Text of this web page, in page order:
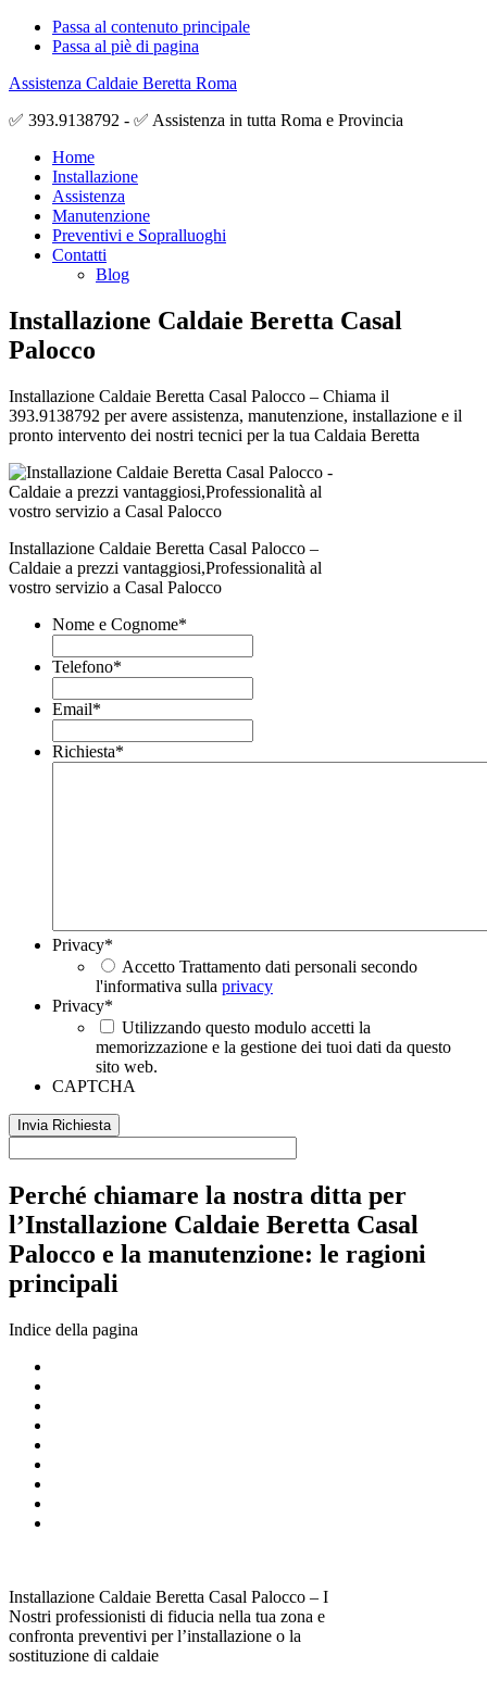
Passa al contenuto principale
Passa al piè di pagina
Assistenza Caldaie Beretta Roma
✅ 393.9138792 - ✅ Assistenza in tutta Roma e Provincia
Home
Installazione
Assistenza
Manutenzione
Preventivi e Sopralluoghi
Contatti
Blog
Installazione Caldaie Beretta Casal
Palocco
Installazione Caldaie Beretta Casal Palocco – Chiama il
393.9138792 per avere assistenza, manutenzione, installazione e il
pronto intervento dei nostri tecnici per la tua Caldaia Beretta
Installazione Caldaie Beretta Casal Palocco –
Caldaie a prezzi vantaggiosi,Professionalità al
vostro servizio a Casal Palocco
Nome e Cognome*
Telefono*
Email*
Richiesta*
Privacy*
Accetto Trattamento dati personali secondo
l'informativa sulla privacy
Privacy*
Utilizzando questo modulo accetti la
memorizzazione e la gestione dei tuoi dati da questo
sito web.
CAPTCHA
Perché chiamare la nostra ditta per
l’Installazione Caldaie Beretta Casal
Palocco e la manutenzione: le ragioni
principali
Indice della pagina
Installazione Caldaie Beretta Casal Palocco – I
Nostri professionisti di fiducia nella tua zona e
confronta preventivi per l’installazione o la
sostituzione di caldaie